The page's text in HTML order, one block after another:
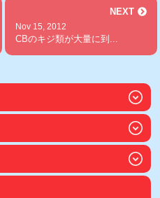
NEXT
Nov 15, 2012
CBのキジ類が大量に到...